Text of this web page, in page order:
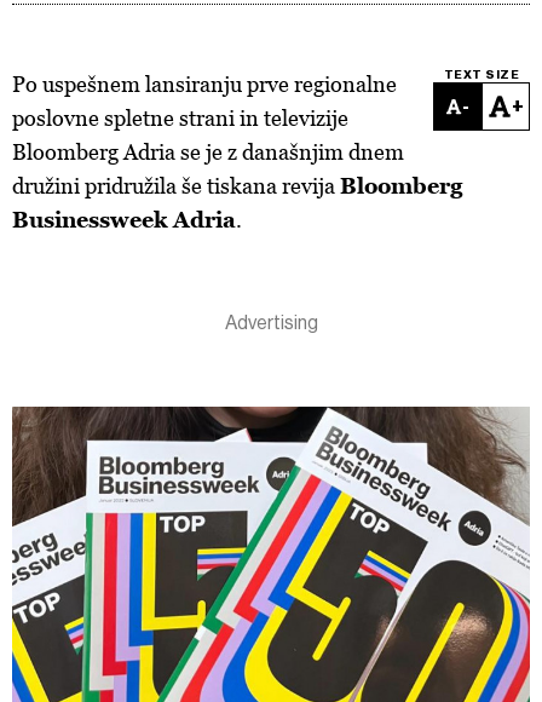
TEXT SIZE
- +
Po uspešnem lansiranju prve regionalne
poslovne spletne strani in televizije
Bloomberg Adria se je z današnjim dnem
družini pridružila še tiskana revija Bloomberg
Businessweek Adria.